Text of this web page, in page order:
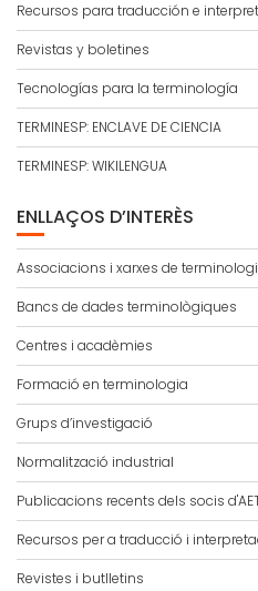
Recursos para traducción e
Revistas y boletines
Tecnologías para la terminología
TERMINESP: ENCLAVE DE CIENCIA
TERMINESP: WIKILENGUA
ENLLAÇOS D’INTERÈS
Associacions i xarxes de
Bancs de dades terminològiques
Centres i acadèmies
Formació en terminologia
Grups d’investigació
Normalització industrial
Publicacions recents dels socis
Recursos per a traducció i
Revistes i butlletins